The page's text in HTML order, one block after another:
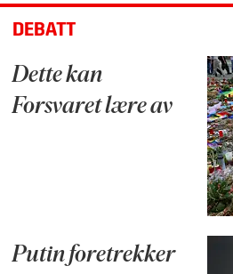
DEBATT
Dette kan
Forsvaret lære av
Putin foretrekker